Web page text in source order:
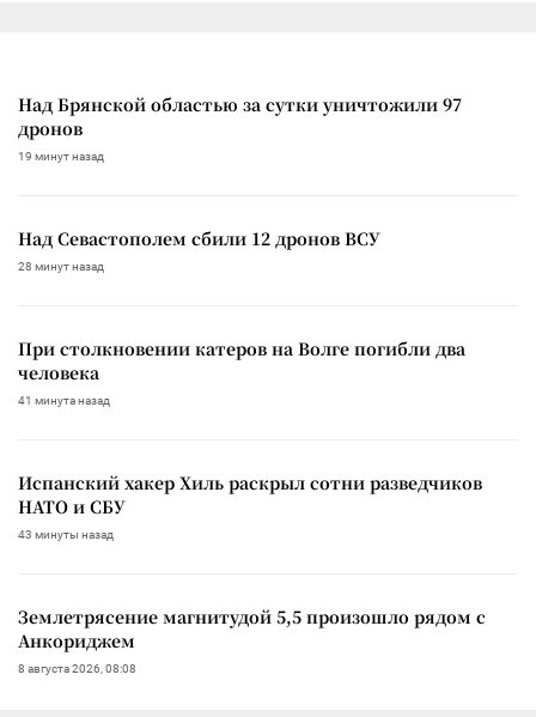
Над Брянской областью за сутки уничтожили 97
дронов
19 минут назад
Над Севастополем сбили 12 дронов ВСУ
28 минут назад
При столкновении катеров на Волге погибли два
человека
41 минута назад
Испанский хакер Хиль раскрыл сотни разведчиков
НАТО и СБУ
43 минуты назад
Землетрясение магнитудой 5,5 произошло рядом с
Анкориджем
8 августа 2026, 08:08